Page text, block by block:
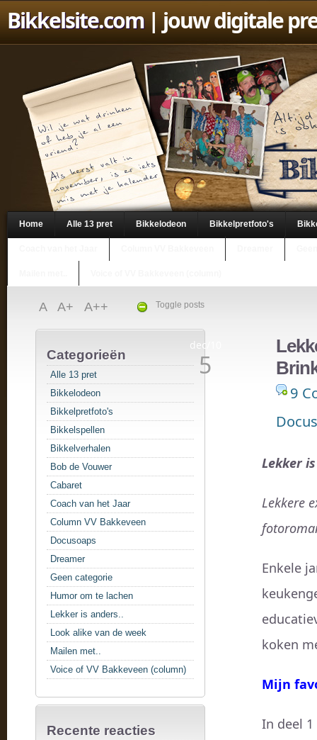
Bikkelsite.com| jouw digitale
Home Alle 13 pret Bikkelodeon Bikkelpretfoto's
Toggle posts
A A+ A++
Categorieën
Alle 13 pret
Bikkelodeon
Bikkelpretfoto's
Bikkelspellen
Bikkelverhalen
Bob de Vouwer
Cabaret
Coach van het Jaar
Column VV Bakkeveen
Docusoaps
Dreamer
Geen categorie
Humor om te lachen
Lekker is anders..
Look alike van de week
Mailen met..
Voice of VV Bakkeveen (column)
Recente reacties
dec/10
5
9
Lekker
Lekkere
Enkele
koken
Mijn
In deel